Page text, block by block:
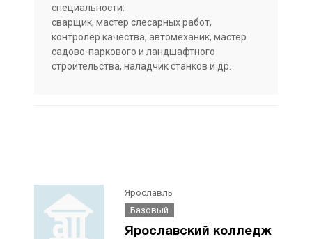
специальности:
сварщик, мастер слесарных работ,
контролёр качества, автомеханик, мастер
садово-паркового и ландшафтного
строительства, наладчик станков и др.
Ярославль
Базовый
Ярославский колледж